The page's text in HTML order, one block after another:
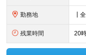
勤務地
残業時間 20